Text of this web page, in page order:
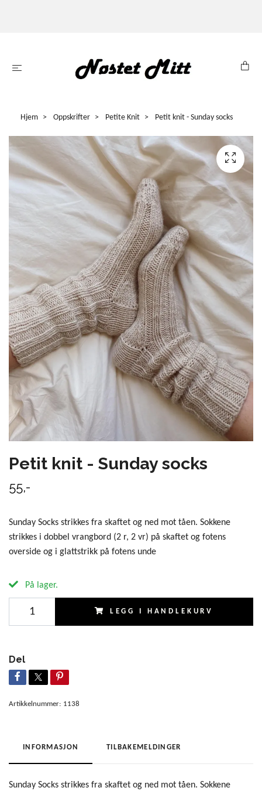
Hjem Oppskrifter Petite Knit Petit knit - Sunday socks
Petit knit - Sunday socks
55,-
Sunday Socks strikkes fra skaftet og ned mot tåen. Sokkene
strikkes i dobbel vrangbord (2 r, 2 vr) på skaftet og fotens
overside og i glattstrikk på fotens unde
På lager.
LEGG I HANDLEKURV
Del
Artikkelnummer: 1138
INFORMASJON TILBAKEMELDINGER
Sunday Socks strikkes fra skaftet og ned mot tåen. Sokkene